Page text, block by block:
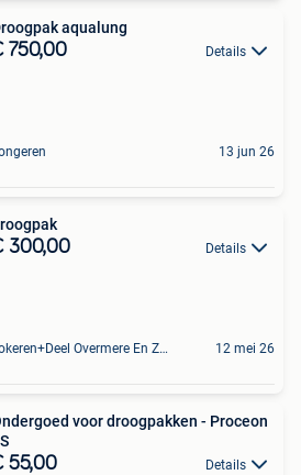
aqualung
750,00 Details
13 jun 26
300,00 Details
Lokeren+Deel Overmere En Zele 12 mei 26
voor droogpakken - Proceon
55,00 Details